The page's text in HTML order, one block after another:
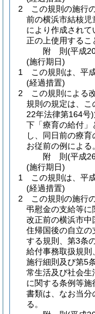
2
この規則の施行
前の横浜市結核児
により作成され
正の上使用するこ
附 則(平成
(施行期日)
1
この規則は、平
(経過措置)
2
この規則による
規則の規定は、こ
22年法律第164号)
下「療育の給付」
し、同日前の療
お従前の例による。
附 則(平成
(施行期日)
1
この規則は、平
(経過措置)
2
この規則の施行
弔慰金の支給等に
改正前の横浜市中
住帰国後の自立の
する規則、第3条
給付事務取扱規
施行細則及び第5
常生活及び社会生
に関する条例等
書類は、なお当分
る。